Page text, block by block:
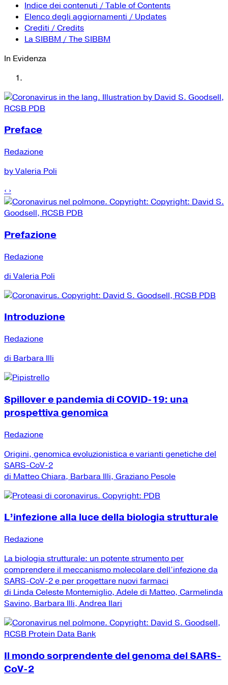
Tutti i siti Zanichelli per la scuola
Collezioni Università
Facebook
Twitter
Instagram
Instagram scuola
Mail
Indice dei contenuti / Table of Contents
Elenco degli aggiornamenti / Updates
Crediti / Credits
La SIBBM / The SIBBM
In Evidenza
Preface
Redazione
by Valeria Poli
‹ ›
Prefazione
Redazione
di Valeria Poli
Introduzione
Redazione
di Barbara Illi
Spillover e pandemia di COVID-19: una
prospettiva genomica
Redazione
Origini, genomica evoluzionistica e varianti genetiche del
SARS-CoV-2
di Matteo Chiara, Barbara Illi, Graziano Pesole
L’infezione alla luce della biologia strutturale
Redazione
La biologia strutturale: un potente strumento per
comprendere il meccanismo molecolare dell’infezione da
SARS-CoV-2 e per progettare nuovi farmaci
di Linda Celeste Montemiglio, Adele di Matteo, Carmelinda
Savino, Barbara Illi, Andrea Ilari
Il mondo sorprendente del genoma del SARS-
CoV-2